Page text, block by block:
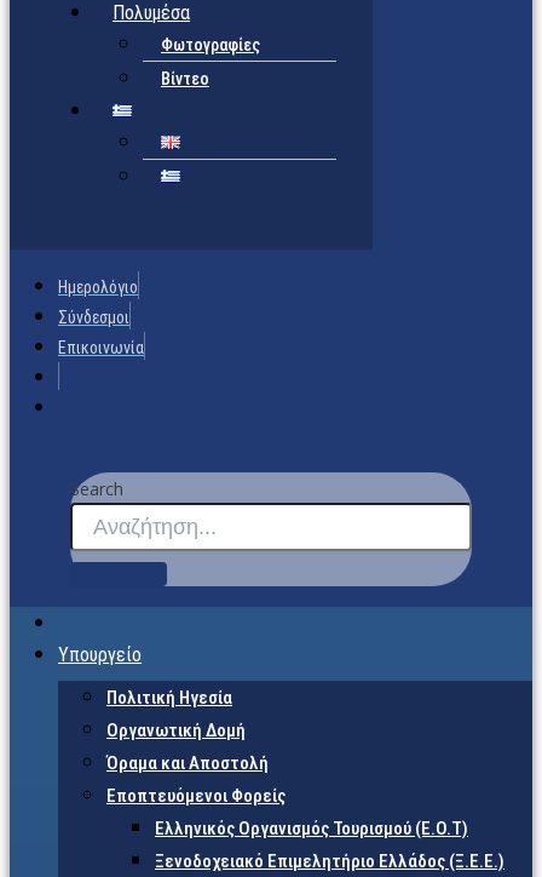
Πολυμέσα
Φωτογραφίες
Βίντεο
Ημερολόγιο
Σύνδεσμοι
Επικοινωνία
Search
Υπουργείο
Πολιτική Ηγεσία
Οργανωτική Δομή
Όραμα και Αποστολή
Εποπτευόμενοι Φορείς
Eλληνικός Οργανισμός Τουρισμού (Ε.Ο.Τ)
Ξενοδοχειακό Επιμελητήριο Ελλάδος (Ξ.Ε.Ε.)